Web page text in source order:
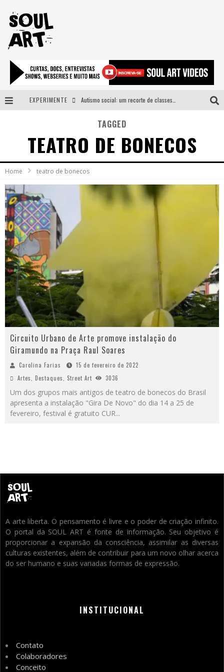
EXPERIMENTE
A subida da rampa é diferente!
Faça o bem! Mas, sem olhar a quem!?
Novo single de Arnaldo Tifu, “De Testa” explora brasilidade em sons, cores e símbolos
TAGGED
TEATRO DE BONECOS
Home teatro de bonecos
Circuito Urbano de Arte promove instalação do
Giramundo na Praça Raul Soares
Carolina Farias
15 de fevereiro de 2022
Artes, Destaques, Street Art 3036
Um dos grupos mais antigos de teatro de bonecos do Brasil
apresenta a instalação "Gira De Novo" do dia 14 a 25 de
fevereiro, festival é gratuito CUR...
A arte liberta. O pensamento é livre e o poder de criação infinito.
O portal da SOUL ART é fonte de informação. Seu objetivo é
proporcionar a expansão da consciência, assimilar as diversas
culturas existentes, além de contribuir para um novo olhar acerca
do ser humano e suas variadas formas de expressão.
INSTITUCIONAL
Contato
Colaboradores
Conceito